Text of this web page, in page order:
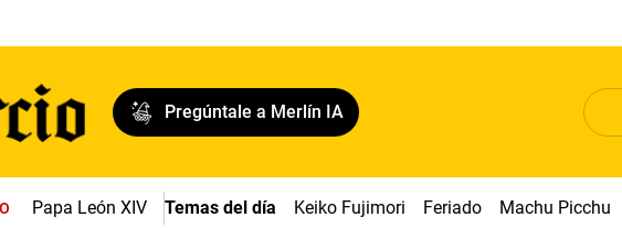
Pregúntale a Merlín IA
Papa León XIV Temas del día Keiko Fujimori Feriado Machu Picchu